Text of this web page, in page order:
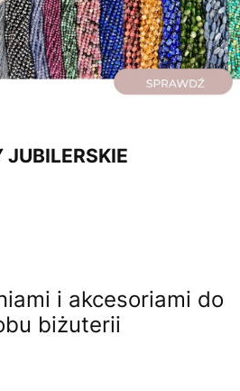
JUBILERSKIE
i akcesoriami do
biżuterii